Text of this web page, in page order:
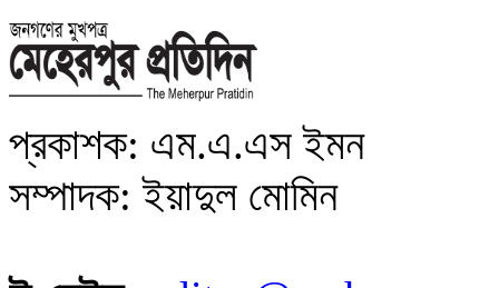
প্রকাশক: এম.এ.এস ইমন
সম্পাদক: ইয়াদুল মোমিন